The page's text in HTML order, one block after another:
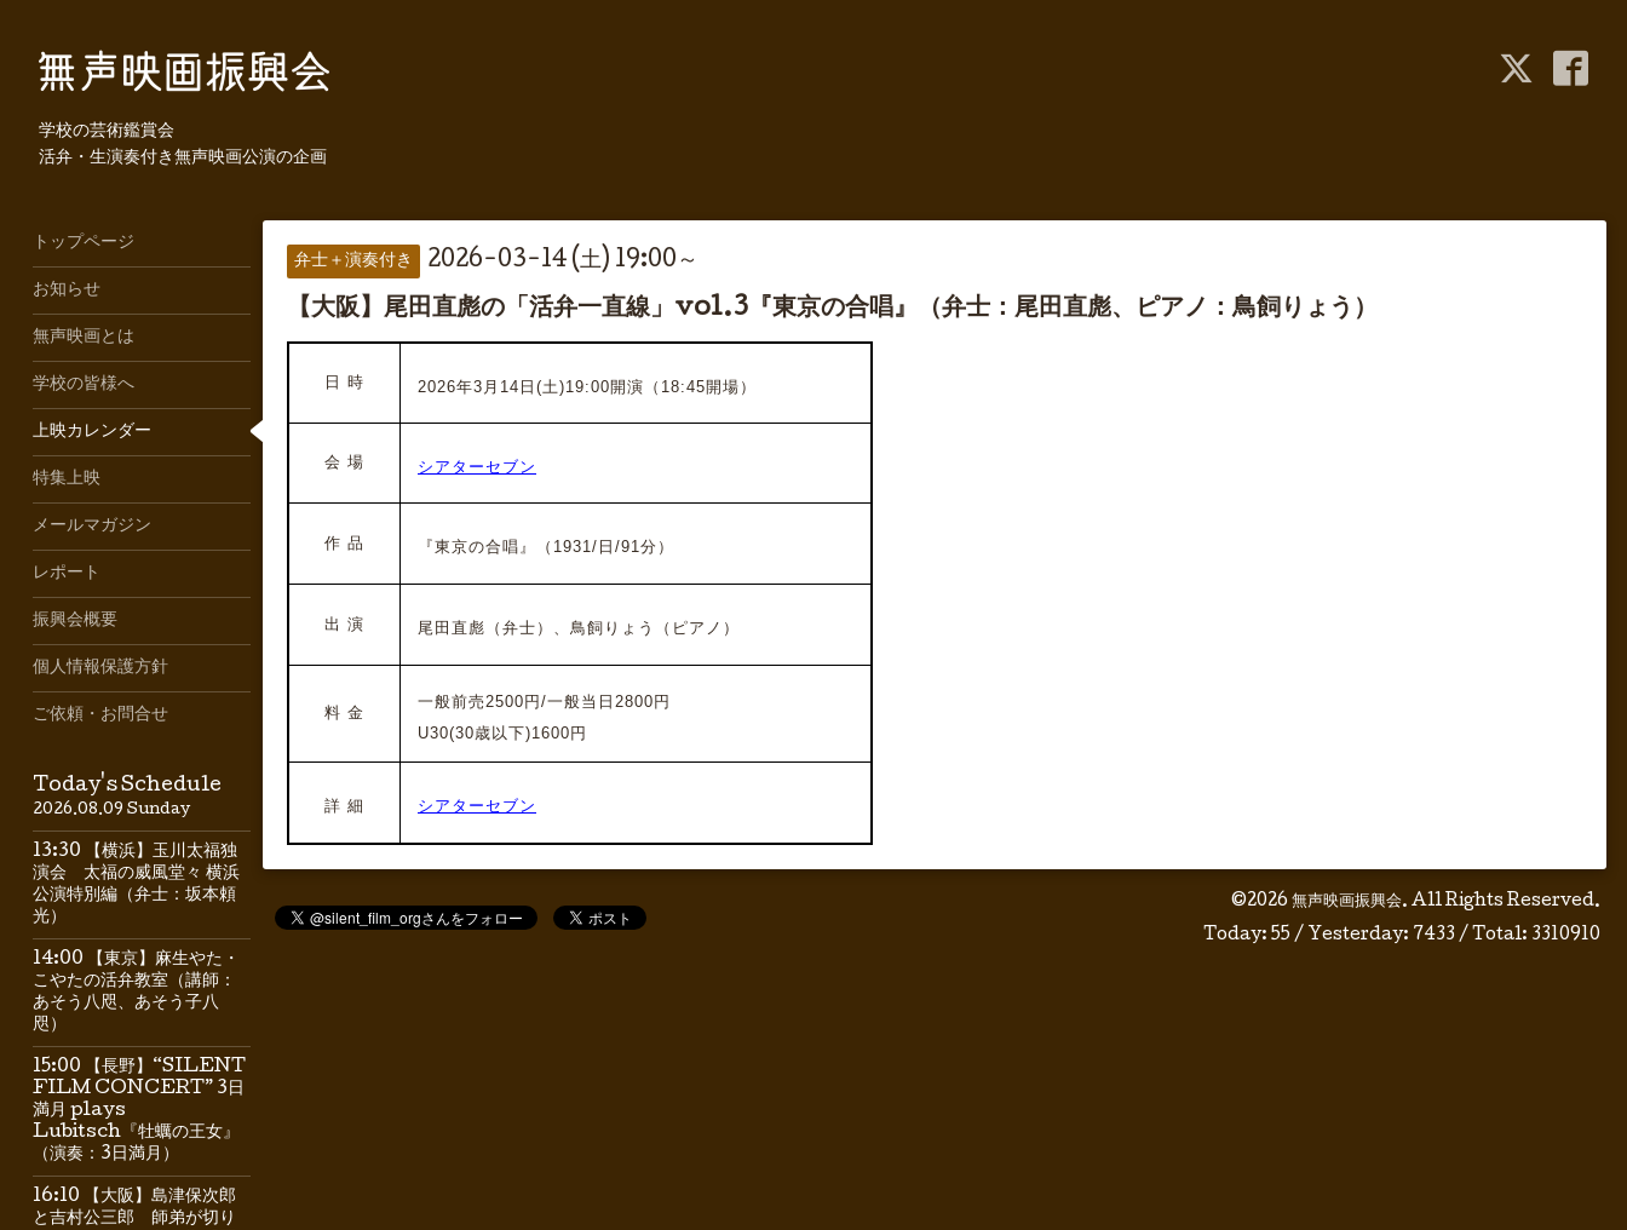
学校の芸術鑑賞会
活弁・生演奏付き無声映画公演の企画
弁士＋演奏付き 2026-03-14 (土) 19:00～
【大阪】尾田直彪の「活弁一直線」vol.3『東京の合唱』（弁士：尾田直彪、ピアノ：鳥飼りょう）
日 時 2026年3月14日(土)19:00開演（18:45開場）
会 場 シアターセブン
作 品 『東京の合唱』（1931/日/91分）
出 演 尾田直彪（弁士）、鳥飼りょう（ピアノ）
料 金
一般前売2500円/一般当日2800円
U30(30歳以下)1600円
詳 細 シアターセブン
©2026 無声映画振興会. All Rights Reserved.
Today: 55 / Yesterday: 7433 / Total: 3310910
トップページ
お知らせ
無声映画とは
学校の皆様へ
上映カレンダー
特集上映
メールマガジン
レポート
振興会概要
個人情報保護方針
ご依頼・お問合せ
Today's Schedule
2026.08.09 Sunday
13:30 【横浜】玉川太福独
演会 太福の威風堂々 横浜
公演特別編（弁士：坂本頼
光）
14:00 【東京】麻生やた・
こやたの活弁教室（講師：
あそう八咫、あそう子八
咫）
15:00 【長野】“SILENT
FILM CONCERT” 3日
満月 plays
Lubitsch『牡蠣の王女』
（演奏：3日満月）
16:10 【大阪】島津保次郎
と吉村公三郎 師弟が切り